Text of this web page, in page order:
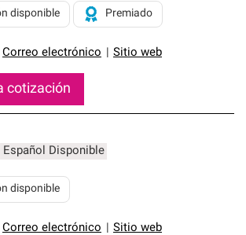
Correo electrónico Sitio web
disponible Premiado
cotización
Español Disponible
Correo electrónico Sitio web
disponible